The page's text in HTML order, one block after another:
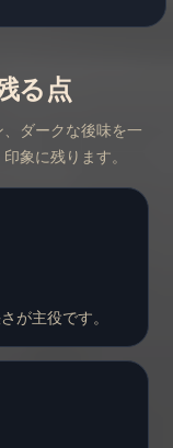
る点
ダークな後味を一
象に残ります。
が主役です。